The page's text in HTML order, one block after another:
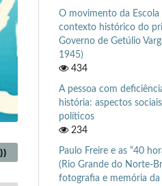
O movimento da
contexto histórico do
Governo de Getúlio
1945)
434
A pessoa com
história: aspectos
políticos
234
Paulo Freire e as “40
(Rio Grande do Norte-
fotografia e memória